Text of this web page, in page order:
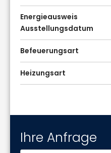
Energieausweis
Ausstellungsdatum
Befeuerungsart
Heizungsart
Ihre Anfrage